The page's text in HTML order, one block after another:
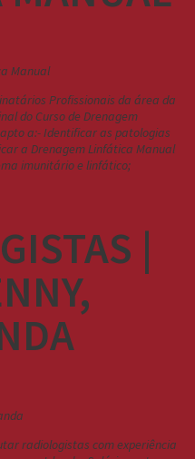
Profissionais da área da
do Curso de Drenagem
a:- Identificar as patologias
a Drenagem Linfática Manual
imunitário e linfático;
|
radiologistas com experiência